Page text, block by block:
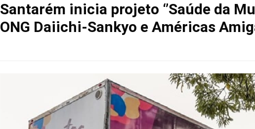
Santarém inicia projeto ‘’Saúde da
ONG Daiichi-Sankyo e Américas